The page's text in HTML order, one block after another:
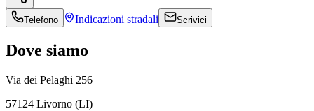
Telefono Indicazioni stradali Scrivici
Dove siamo
Via dei Pelaghi 256
57124 Livorno (LI)